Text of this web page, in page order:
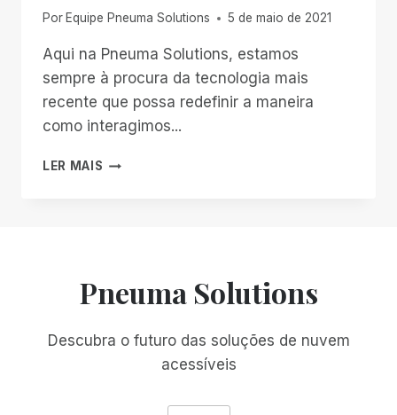
Por Equipe Pneuma Solutions 5 de maio de 2021
Aqui na Pneuma Solutions, estamos
sempre à procura da tecnologia mais
recente que possa redefinir a maneira
como interagimos...
LER MAIS UM
COM
DO
COMPUTADOR
Pneuma Solutions
Descubra o futuro das soluções de nuvem
acessíveis